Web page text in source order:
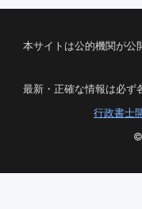
本サイトは公的機関が公
最新・正確な情報は必ず
行政書士